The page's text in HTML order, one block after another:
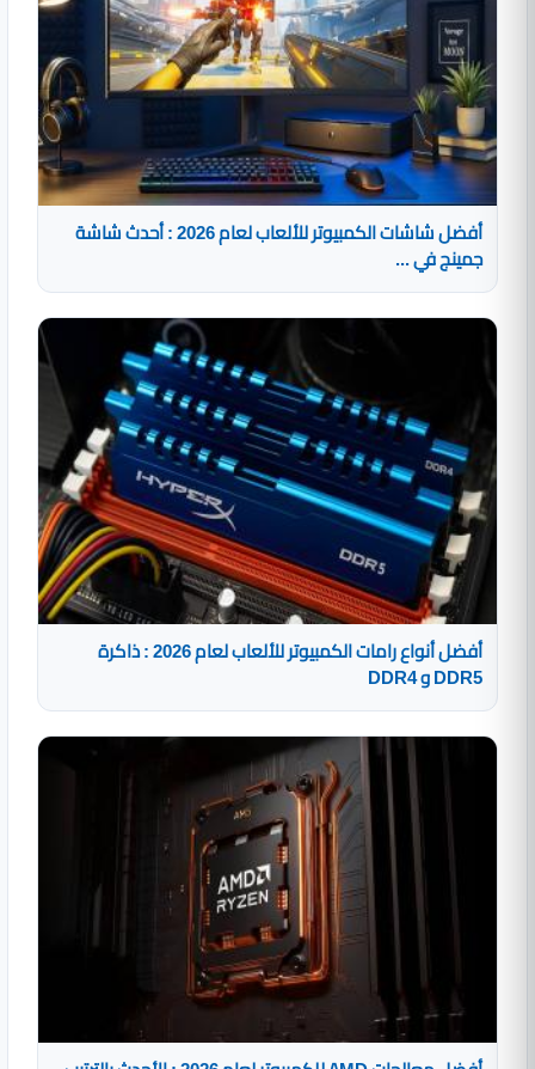
أفضل شاشات الكمبيوتر للألعاب لعام 2026 : أحدث شاشة
جمينج في ...
أفضل أنواع رامات الكمبيوتر للألعاب لعام 2026 : ذاكرة
DDR5 و DDR4